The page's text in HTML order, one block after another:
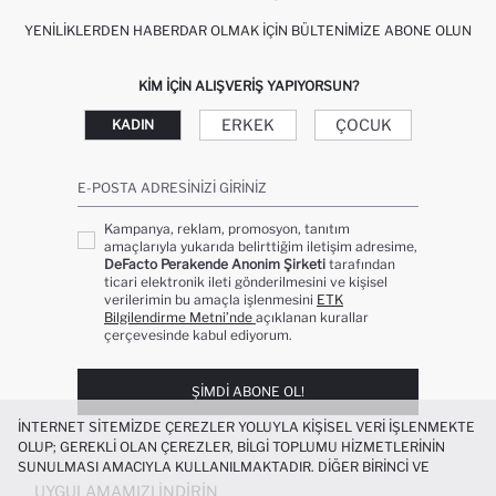
YENILIKLERDEN HABERDAR OLMAK İÇIN BÜLTENIMIZE ABONE OLUN
KIM IÇIN ALIŞVERIŞ YAPIYORSUN?
KADIN ERKEK ÇOCUK
E-POSTA ADRESINIZI GIRINIZ
Kampanya, reklam, promosyon, tanıtım
amaçlarıyla yukarıda belirttiğim iletişim adresime,
DeFacto Perakende Anonim Şirketi tarafından
ticari elektronik ileti gönderilmesini ve kişisel
verilerimin bu amaçla işlenmesini ETK
Bilgilendirme Metni’nde açıklanan kurallar
çerçevesinde kabul ediyorum.
ŞIMDI ABONE OL!
UYGULAMAMIZI İNDIRIN
İNTERNET SITEMIZDE ÇEREZLER YOLUYLA KIŞISEL VERI IŞLENMEKTE
OLUP; GEREKLI OLAN ÇEREZLER, BILGI TOPLUMU HIZMETLERININ
SUNULMASI AMACIYLA KULLANILMAKTADIR. DIĞER BIRINCI VE
ÜÇÜNCÜ TARAF ÇEREZLER ISE SIZE DAHA IYI BIR ALIŞVERIŞ